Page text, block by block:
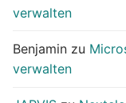
verwalten
Benjamin zu
verwalten